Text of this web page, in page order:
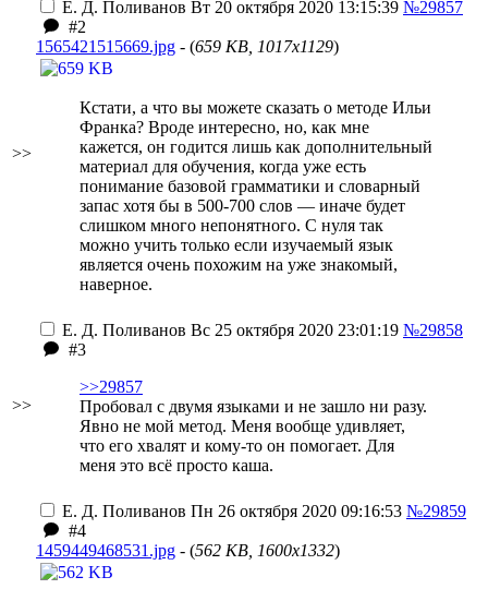
>>
Е. Д. Поливанов Вт 20 октября 2020 13:15:39 №29857
#2
1565421515669.jpg - (659 KB, 1017x1129)
Кстати, а что вы можете сказать о методе Ильи
Франка? Вроде интересно, но, как мне
кажется, он годится лишь как дополнительный
материал для обучения, когда уже есть
понимание базовой грамматики и словарный
запас хотя бы в 500-700 слов — иначе будет
слишком много непонятного. С нуля так
можно учить только если изучаемый язык
является очень похожим на уже знакомый,
наверное.
>>
Е. Д. Поливанов Вс 25 октября 2020 23:01:19 №29858
#3
>>29857
Пробовал с двумя языками и не зашло ни разу.
Явно не мой метод. Меня вообще удивляет,
что его хвалят и кому-то он помогает. Для
меня это всё просто каша.
Е. Д. Поливанов Пн 26 октября 2020 09:16:53 №29859
#4
1459449468531.jpg - (562 KB, 1600x1332)